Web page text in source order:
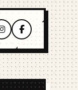
InstagramFacebook